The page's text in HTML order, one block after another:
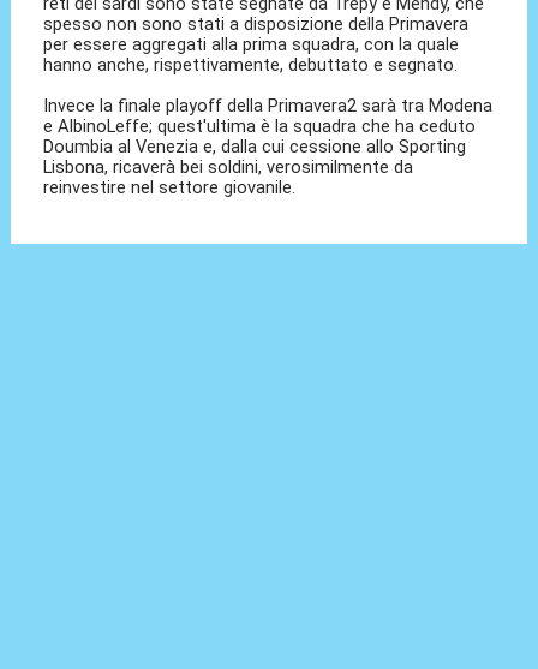
spesso non sono stati a disposizione della Primavera
per essere aggregati alla prima squadra, con la quale
hanno anche, rispettivamente, debuttato e segnato.
Invece la finale playoff della Primavera2 sarà tra Modena
e AlbinoLeffe; quest'ultima è la squadra che ha ceduto
Doumbia al Venezia e, dalla cui cessione allo Sporting
Lisbona, ricaverà bei soldini, verosimilmente da
reinvestire nel settore giovanile.